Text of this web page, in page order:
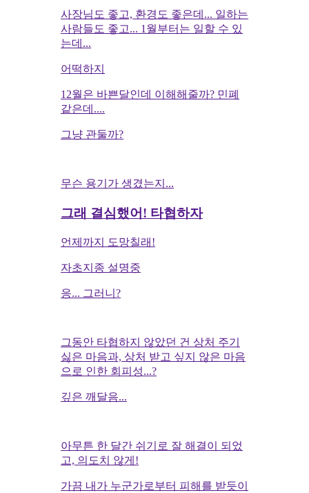
사장님도 좋고, 환경도 좋은데... 일하는
사람들도 좋고... 1월부터는 일할 수 있
는데...
어떡하지
12월은 바쁜달인데 이해해줄까? 민폐
같은데....
그냥 관둘까?
무슨 용기가 생겼는지...
그래 결심했어! 타협하자
언제까지 도망칠래!
자초지종 설명중
응... 그러니?
그동안 타협하지 않았던 건 상처 주기
싫은 마음과, 상처 받고 싶지 않은 마음
으로 인한 회피성...?
깊은 깨달음...
아무튼 한 달간 쉬기로 잘 해결이 되었
고, 의도치 않게!
가끔 내가 누군가로부터 피해를 받듯이